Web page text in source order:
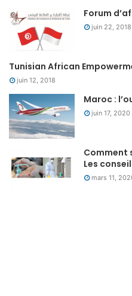
Forum
juin 22, 2018
Tunisian African
juin 12, 2018
Maroc :
juin 17, 2020
Comment
Les
mars 11,